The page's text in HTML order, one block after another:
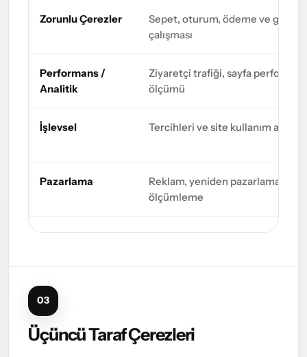
Zorunlu Çerezler
Sepet, oturum, ödeme ve
çalışması
Performans /
Analitik
Ziyaretçi trafiği, sayfa
ölçümü
İşlevsel Tercihleri ve site kullanım
Pazarlama
Reklam, yeniden pazarlama ve
ölçümleme
03
Üçüncü Taraf Çerezleri